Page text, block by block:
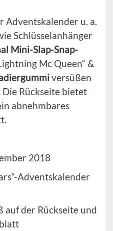
Adventskalender u. a.
Schlüsselanhänger
Mini-Slap-Snap-
Mc Queen“ &
versüßen
Rückseite bietet
abnehmbares
2018
Adventskalender
auf der Rückseite und